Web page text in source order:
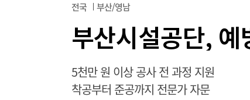
전국 부산/영남
부산시설공단,
5천만 원 이상 공사 전 과정 지원
착공부터 준공까지 전문가 자문